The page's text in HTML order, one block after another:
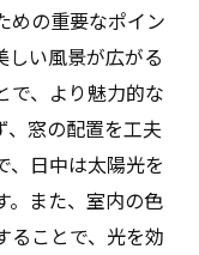
めの重要なポイン
しい風景が広がる
で、より魅力的な
、窓の配置を工夫
、日中は太陽光を
。また、室内の色
ることで、光を効